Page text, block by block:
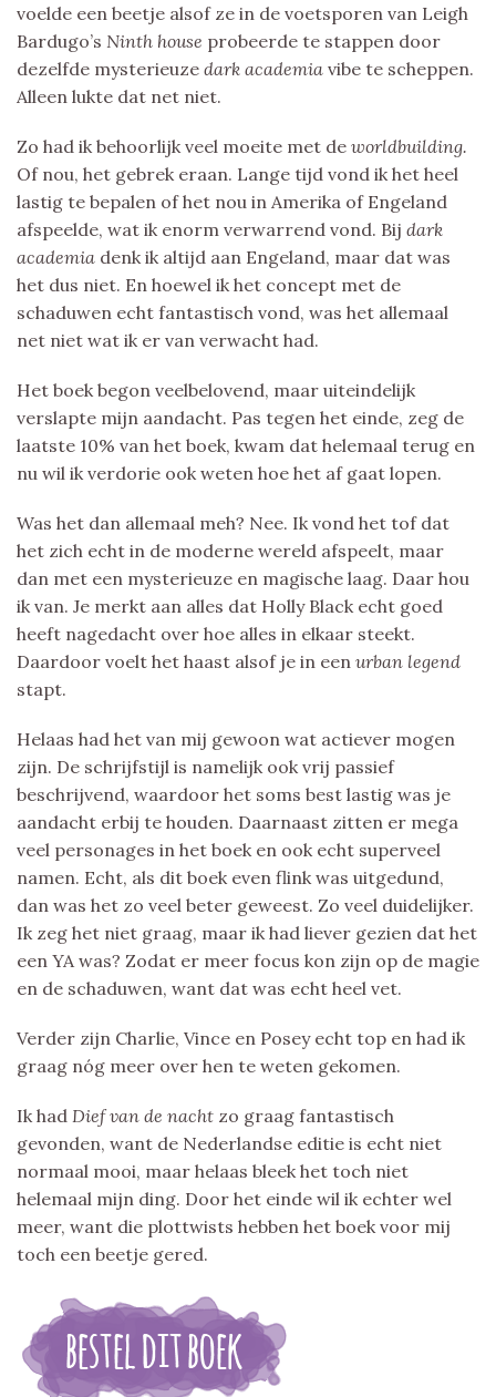
voelde een beetje alsof ze in de voetsporen van Leigh
Bardugo’s Ninth house probeerde te stappen door
dezelfde mysterieuze dark academia vibe te scheppen.
Alleen lukte dat net niet.
Zo had ik behoorlijk veel moeite met de worldbuilding.
Of nou, het gebrek eraan. Lange tijd vond ik het heel
lastig te bepalen of het nou in Amerika of Engeland
afspeelde, wat ik enorm verwarrend vond. Bij dark
academia denk ik altijd aan Engeland, maar dat was
het dus niet. En hoewel ik het concept met de
schaduwen echt fantastisch vond, was het allemaal
net niet wat ik er van verwacht had.
Het boek begon veelbelovend, maar uiteindelijk
verslapte mijn aandacht. Pas tegen het einde, zeg de
laatste 10% van het boek, kwam dat helemaal terug en
nu wil ik verdorie ook weten hoe het af gaat lopen.
Was het dan allemaal meh? Nee. Ik vond het tof dat
het zich echt in de moderne wereld afspeelt, maar
dan met een mysterieuze en magische laag. Daar hou
ik van. Je merkt aan alles dat Holly Black echt goed
heeft nagedacht over hoe alles in elkaar steekt.
Daardoor voelt het haast alsof je in een urban legend
stapt.
Helaas had het van mij gewoon wat actiever mogen
zijn. De schrijfstijl is namelijk ook vrij passief
beschrijvend, waardoor het soms best lastig was je
aandacht erbij te houden. Daarnaast zitten er mega
veel personages in het boek en ook echt superveel
namen. Echt, als dit boek even flink was uitgedund,
dan was het zo veel beter geweest. Zo veel duidelijker.
Ik zeg het niet graag, maar ik had liever gezien dat het
een YA was? Zodat er meer focus kon zijn op de magie
en de schaduwen, want dat was echt heel vet.
Verder zijn Charlie, Vince en Posey echt top en had ik
graag nóg meer over hen te weten gekomen.
Ik had Dief van de nacht zo graag fantastisch
gevonden, want de Nederlandse editie is echt niet
normaal mooi, maar helaas bleek het toch niet
helemaal mijn ding. Door het einde wil ik echter wel
meer, want die plottwists hebben het boek voor mij
toch een beetje gered.